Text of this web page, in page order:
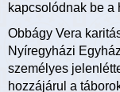
kapcsolódnak be a
Obbágy Vera
Nyíregyházi
személyes
hozzájárul a